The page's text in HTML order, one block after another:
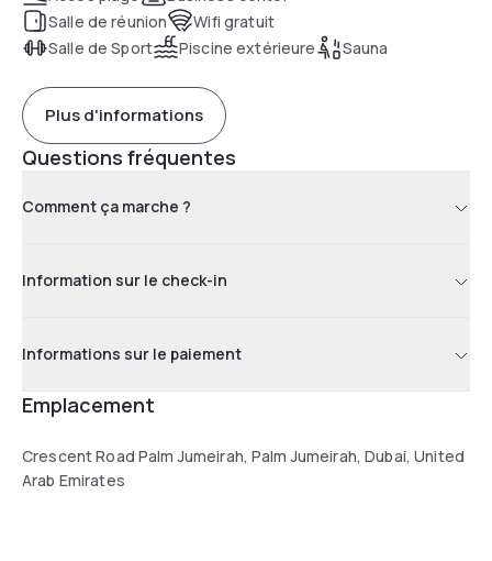
Salle de réunion
Wifi gratuit
Salle de Sport
Piscine extérieure Sauna
Plus d'informations
Questions fréquentes
Comment ça marche ?
Information sur le check-in
Informations sur le paiement
Emplacement
Crescent Road Palm Jumeirah, Palm Jumeirah, Dubai, United
Arab Emirates